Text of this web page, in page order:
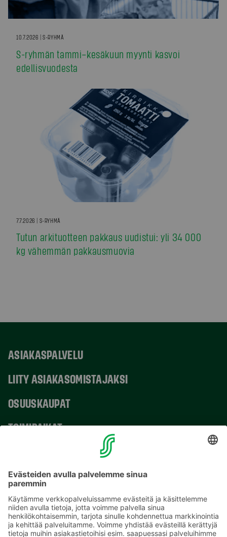
10.7.2026 | S-RYHMÄ
S-ryhmän tammi–kesäkuun myynti kasvoi
edellisvuodesta
7.7.2026 | S-RYHMÄ
Tutun arkituotteen pakkaus uudistui: yli 34 000
kg vähemmän pakkausmuovia
ASIAKASPALVELU
LIITY ASIAKASOMISTAJAKSI
OSUUSKAUPAT
TOIMIPAIKAT